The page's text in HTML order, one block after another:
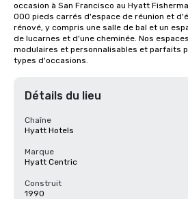
occasion à San Francisco au Hyatt
000 pieds carrés d'espace de réunion et
rénové, y compris une salle de bal et un
de lucarnes et d'une cheminée. Nos
modulaires et personnalisables et parfaits
types d'occasions.
Détails du lieu
Chaîne
Hyatt Hotels
Marque
Hyatt Centric
Construit
1990